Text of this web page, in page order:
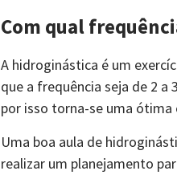
Com qual
A hidroginástica é um
que a frequência seja de 2 a
por isso torna-se uma
Uma boa aula de
realizar um planejamento